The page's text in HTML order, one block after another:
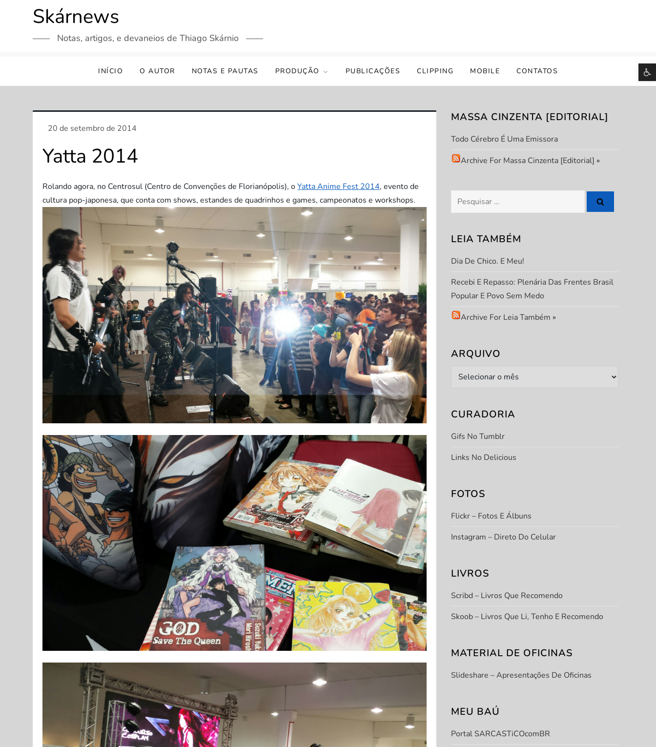
Skárnews
Notas, artigos, e devaneios de Thiago Skárnio
INÍCIO O AUTOR NOTAS E PAUTAS PRODUÇÃO PUBLICAÇÕES CLIPPING MOBILE CONTATOS
Yatta 2014
Rolando agora, no Centrosul (Centro de Convenções de Florianópolis), oYatta Anime Fest 2014, evento de
cultura pop-japonesa, que conta com shows, estandes de quadrinhos e games, campeonatos e workshops.
MASSA CINZENTA [EDITORIAL]
Todo Cérebro É Uma Emissora
Archive For Massa Cinzenta [Editorial] »
Pesquisar
por:
LEIA TAMBÉM
Dia De Chico. E Meu!
Recebi E Repasso: Plenária Das Frentes Brasil
Popular E Povo Sem Medo
Archive For Leia Também »
ARQUIVO
Arquivo
CURADORIA
Gifs No Tumblr
Links No Delicious
FOTOS
Flickr – Fotos E Álbuns
Instagram – Direto Do Celular
LIVROS
Scribd – Livros Que Recomendo
Skoob – Livros Que Li, Tenho E Recomendo
MATERIAL DE OFICINAS
Slideshare – Apresentações De Oficinas
MEU BAÚ
Portal SARCASTiCOcomBR